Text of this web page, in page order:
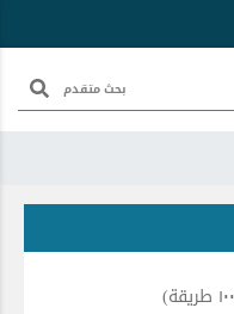
بحث متقدم